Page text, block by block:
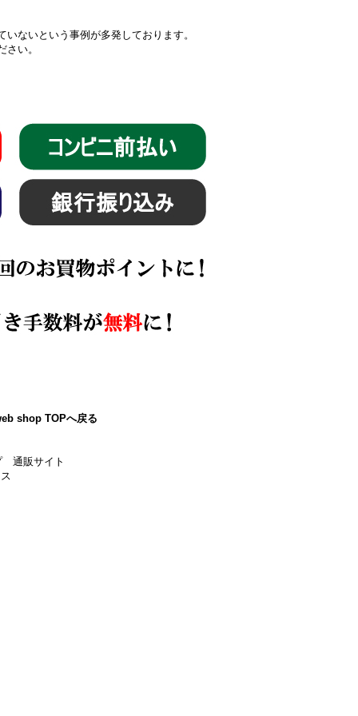
ないという事例が多発しております。
い。
shop TOPへ戻る
通販サイト